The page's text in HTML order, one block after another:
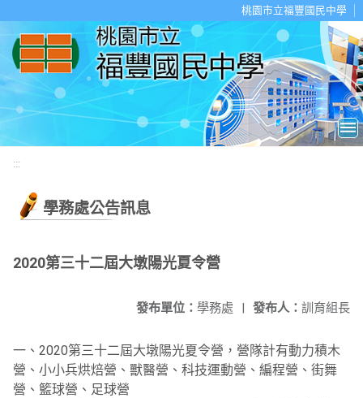
桃園市立福豐國民中學
:::
學務處公告訊息
2020第三十二屆大墩陽光夏令營
發布人： 訓育組長
發布單位： 學務處 |
一、2020第三十二屆大墩陽光夏令營，營隊計有動力積木
營、小小兵烘焙營、獸醫營、科技運動營、編程營、街舞
營、籃球營、足球營